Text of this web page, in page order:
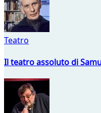
Teatro
Il teatro assoluto di